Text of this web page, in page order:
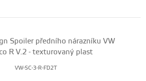
Spoiler předního nárazníku VW
R V.2 - texturovaný plast
VW-SC-3-R-FD2T